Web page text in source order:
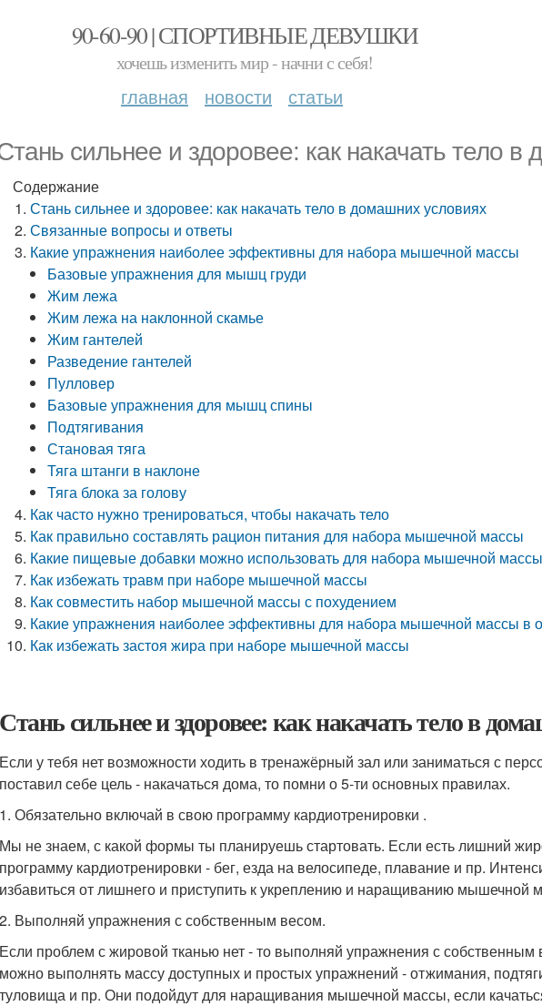
90-60-90 | СПОРТИВНЫЕ ДЕВУШКИ
хочешь изменить мир - начни с себя!
главная новости статьи
сильнее и здоровее: как накачать тело в
Содержание
Стань сильнее и здоровее: как накачать тело в домашних условиях
Связанные вопросы и ответы
Какие упражнения наиболее эффективны для набора мышечной массы
Базовые упражнения для мышц груди
Жим лежа
Жим лежа на наклонной скамье
Жим гантелей
Разведение гантелей
Пулловер
Базовые упражнения для мышц спины
Подтягивания
Становая тяга
Тяга штанги в наклоне
Тяга блока за голову
Как часто нужно тренироваться, чтобы накачать тело
Как правильно составлять рацион питания для набора мышечной массы
Какие пищевые добавки можно использовать для набора мышечной массы
Как избежать травм при наборе мышечной массы
Как совместить набор мышечной массы с похудением
Какие упражнения наиболее эффективны для набора мышечной массы в
Как избежать застоя жира при наборе мышечной массы
Стань сильнее и здоровее: как накачать тело в
Если у тебя нет возможности ходить в тренажёрный зал или заниматься с
поставил себе цель - накачаться дома, то помни о 5-ти основных правилах.
1. Обязательно включай в свою программу кардиотренировки .
Мы не знаем, с какой формы ты планируешь стартовать. Если есть лишний
программу кардиотренировки - бег, езда на велосипеде, плавание и пр.
избавиться от лишнего и приступить к укреплению и наращиванию мышечной
2. Выполняй упражнения с собственным весом.
Если проблем с жировой тканью нет - то выполняй упражнения с
можно выполнять массу доступных и простых упражнений - отжимания,
туловища и пр. Они подойдут для наращивания мышечной массы, если